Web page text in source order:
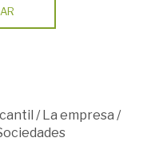
/ La empresa /